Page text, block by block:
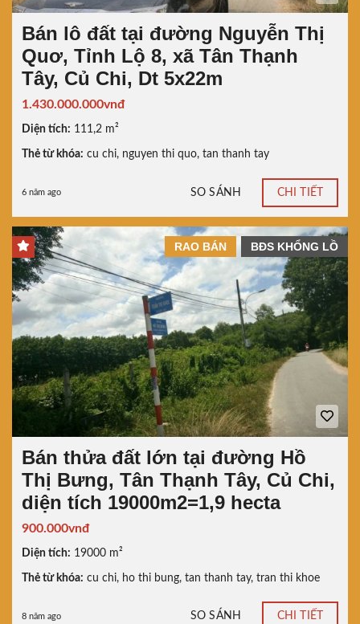
Bán lô đất tại đường Nguyễn Thị
Quơ, Tỉnh Lộ 8, xã Tân Thạnh
Tây, Củ Chi, Dt 5x22m
1.430.000.000vnđ
Diện tích: 111,2 m²
Thẻ từ khóa: cu chi, nguyen thi quo, tan thanh tay
6 năm ago SO SÁNH CHI TIẾT
BĐS KHỔNG LỒ
RAO BÁN
Bán thửa đất lớn tại đường Hồ
Thị Bưng, Tân Thạnh Tây, Củ Chi,
diện tích 19000m2=1,9 hecta
900.000vnđ
Diện tích: 19000 m²
Thẻ từ khóa: cu chi, ho thi bung, tan thanh tay, tran thi khoe
8 năm ago SO SÁNH CHI TIẾT